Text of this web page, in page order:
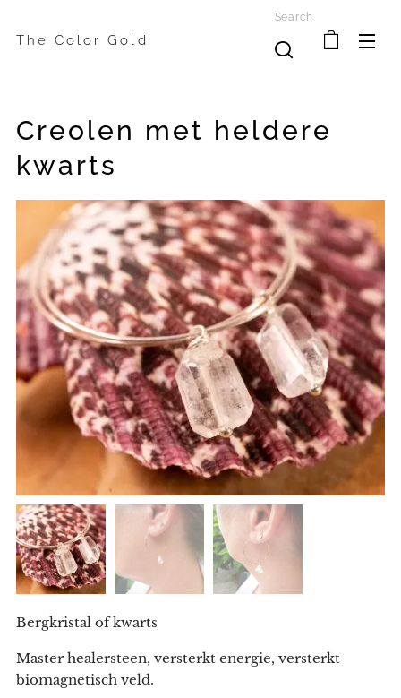
The Color Gold
Search
Creolen met heldere
kwarts
Bergkristal of kwarts
Master healersteen, versterkt energie, versterkt
biomagnetisch veld.